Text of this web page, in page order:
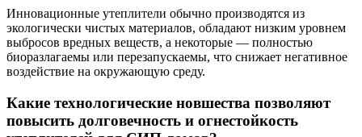
Инновационные утеплители обычно производятся из
экологически чистых материалов, обладают низким уровнем
выбросов вредных веществ, а некоторые — полностью
биоразлагаемы или перезапускаемы, что снижает негативное
воздействие на окружающую среду.
Какие технологические новшества позволяют
повысить долговечность и огнестойкость